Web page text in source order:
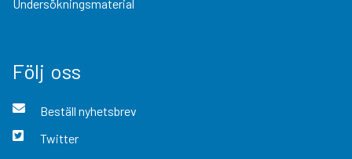
Undersökningsmaterial
Följ oss
Beställ nyhetsbrev
Twitter